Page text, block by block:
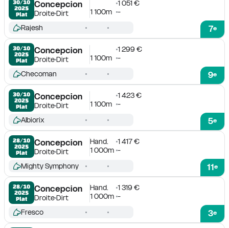
30/10
2025
Plat
Concepcion
DroiteDirt
1 051 €
1 100m
-
7e
Rajesh
30/10
2025
Plat
Concepcion
DroiteDirt
1 299 €
1 100m
-
9e
Checoman
30/10
2025
Plat
Concepcion
DroiteDirt
1 423 €
1 100m
-
5e
Albiorix
28/10
2025
Plat
Concepcion
DroiteDirt
Hand.
1 417 €
1 000m -
11e
Mighty Symphony
28/10
2025
Plat
Concepcion
DroiteDirt
Hand.
1 319 €
1 000m -
3e
Fresco